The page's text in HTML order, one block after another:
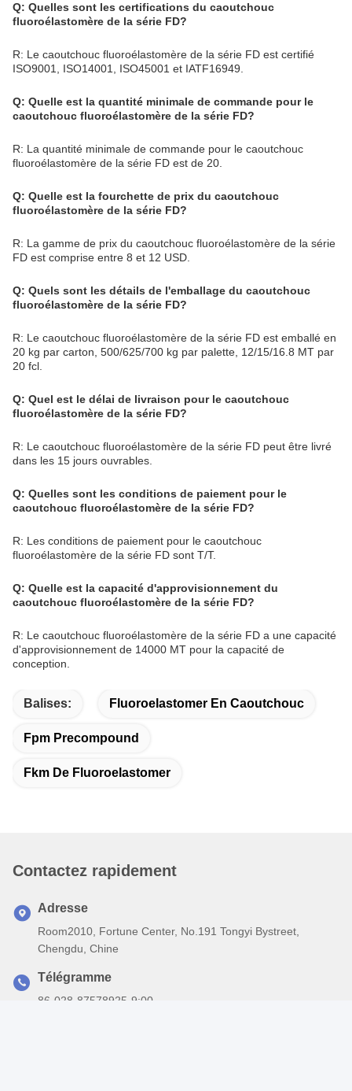
Q: Quelles sont les certifications du caoutchouc
fluoroélastomère de la série FD?
R: Le caoutchouc fluoroélastomère de la série FD est certifié
ISO9001, ISO14001, ISO45001 et IATF16949.
Q: Quelle est la quantité minimale de commande pour le
caoutchouc fluoroélastomère de la série FD?
R: La quantité minimale de commande pour le caoutchouc
fluoroélastomère de la série FD est de 20.
Q: Quelle est la fourchette de prix du caoutchouc
fluoroélastomère de la série FD?
R: La gamme de prix du caoutchouc fluoroélastomère de la série
FD est comprise entre 8 et 12 USD.
Q: Quels sont les détails de l'emballage du caoutchouc
fluoroélastomère de la série FD?
R: Le caoutchouc fluoroélastomère de la série FD est emballé en
20 kg par carton, 500/625/700 kg par palette, 12/15/16.8 MT par
20 fcl.
Q: Quel est le délai de livraison pour le caoutchouc
fluoroélastomère de la série FD?
R: Le caoutchouc fluoroélastomère de la série FD peut être livré
dans les 15 jours ouvrables.
Q: Quelles sont les conditions de paiement pour le
caoutchouc fluoroélastomère de la série FD?
R: Les conditions de paiement pour le caoutchouc
fluoroélastomère de la série FD sont T/T.
Q: Quelle est la capacité d'approvisionnement du
caoutchouc fluoroélastomère de la série FD?
R: Le caoutchouc fluoroélastomère de la série FD a une capacité
d'approvisionnement de 14000 MT pour la capacité de
conception.
Balises: Fluoroelastomer En Caoutchouc
Fpm Precompound
Fkm De Fluoroelastomer
Contactez rapidement
Adresse
Room2010, Fortune Center, No.191 Tongyi Bystreet,
Chengdu, Chine
Télégramme
86-028-87578925-9:00